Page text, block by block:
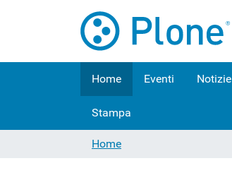
Home Eventi Notizie
Stampa
Home